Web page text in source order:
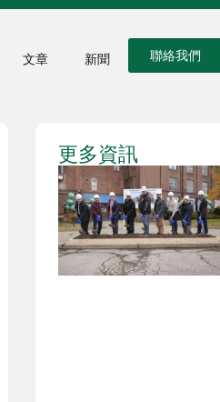
文章 新聞 聯絡我們
更多資訊